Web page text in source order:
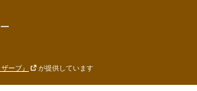
ーブ』 が提供しています